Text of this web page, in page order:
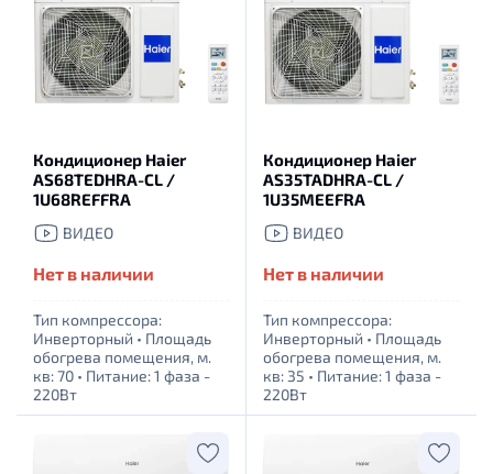
Кондиционер Haier
AS68TEDHRA-CL /
1U68REFFRA
ВИДЕО
Нет в наличии
Тип компрессора:
Инверторный • Площадь
обогрева помещения, м.
кв: 70 • Питание: 1 фаза -
220Вт
Кондиционер Haier
AS35TADHRA-CL /
1U35MEEFRA
ВИДЕО
Нет в наличии
Тип компрессора:
Инверторный • Площадь
обогрева помещения, м.
кв: 35 • Питание: 1 фаза -
220Вт